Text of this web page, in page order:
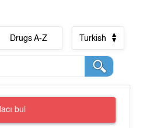
Drugs A-Z Turkish
İlacı bul